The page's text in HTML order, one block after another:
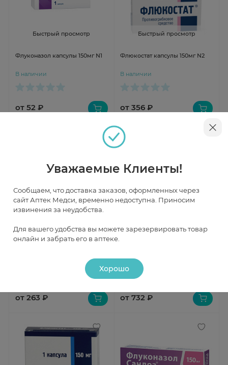
Быстрый просмотр
Флуконазол капсулы 150мг N1
В наличии
от 52 ₽
Быстрый просмотр
Флюкостат капсулы 150мг N2
В наличии
от 356 ₽
от 263 ₽
В наличии
от 732 ₽
Уважаемые Клиенты!
Сообщаем, что доставка заказов, оформленных через
сайт Аптек Медси, временно недоступна. Приносим
извинения за неудобства.
Для вашего удобства вы можете зарезервировать товар
онлайн и забрать его в аптеке.
Хорошо